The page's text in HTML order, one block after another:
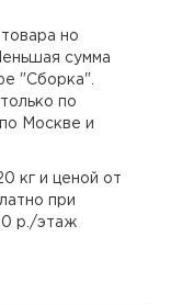
но
сумма
"Сборка".
по
Москве и
кг и ценой от
при
р./этаж